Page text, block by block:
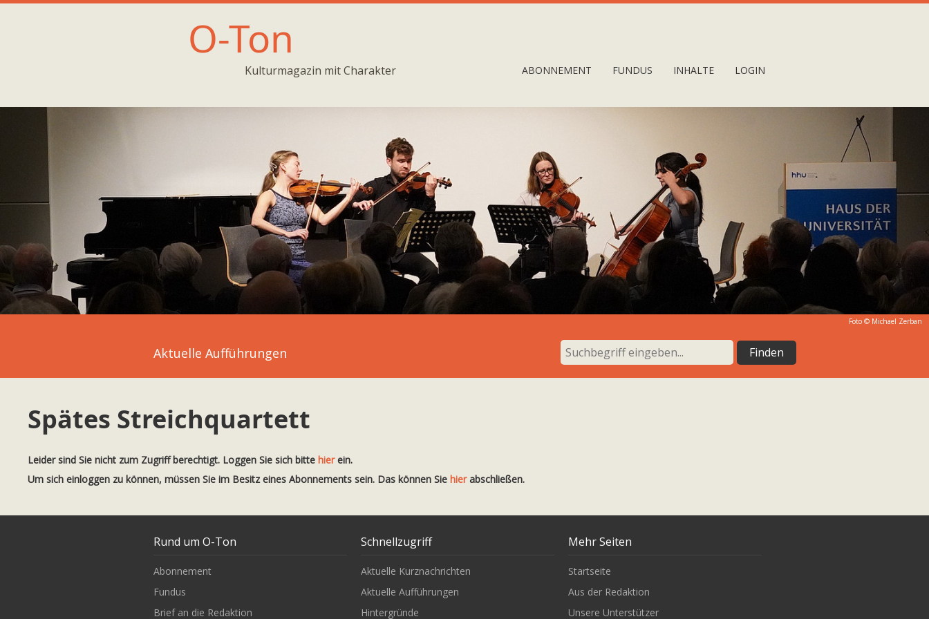
O-Ton
Kulturmagazin mit Charakter ABONNEMENT FUNDUS INHALTE LOGIN
Foto © Michael Zerban
Aktuelle Aufführungen
Spätes Streichquartett
Leider sind Sie nicht zum Zugriff berechtigt. Loggen Sie sich bitte hierein.
Um sich einloggen zu können, müssen Sie im Besitz eines Abonnements sein. Das können Sie hierabschließen.
Rund um O-Ton
Abonnement
Fundus
Brief an die Redaktion
Schnellzugriff
Aktuelle Kurznachrichten
Aktuelle Aufführungen
Hintergründe
Mehr Seiten
Startseite
Aus der Redaktion
Unsere Unterstützer